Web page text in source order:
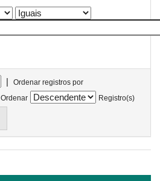
|
Ordenar registros por
Ordenar
Registro(s)